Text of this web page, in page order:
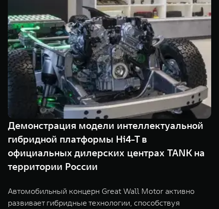
TANK 500
Веди за собой
от 6 499 000 ₽
TANK 700
Сила признания
от 10 199 000 ₽
WEY 07
Расширяя границы комфорта
от 6 149 000 ₽
WEY 05
Эстетика нового времени
от 5 699 000 ₽
Корпоративным клиентам
TANK ФИНАНСЫ
TANK Кредит
TANK Лизинг
TANK Страхование
Специальные предложения
Моторные масла
ЦИФРОВЫЕ СЕРВИСЫ TANK
Цифровые сервисы TANK
Подписки
Демонстрация модели интеллектуальной
гибридной платформы Hi4-T в
официальных дилерских центрах TANK на
территории России
Автомобильный концерн Great Wall Motor активно
развивает гибридные технологии, способствуя